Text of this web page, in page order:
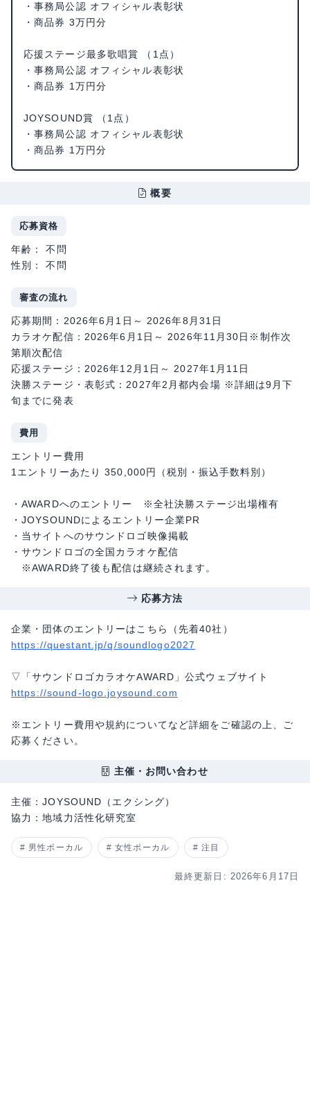
・事務局公認 オフィシャル表彰状
・商品券 3万円分
応援ステージ最多歌唱賞 （1点）
・事務局公認 オフィシャル表彰状
・商品券 1万円分
JOYSOUND賞 （1点）
・事務局公認 オフィシャル表彰状
・商品券 1万円分
概要
応募資格
年齢： 不問
性別： 不問
審査の流れ
応募期間：2026年6月1日～ 2026年8月31日
カラオケ配信：2026年6月1日～ 2026年11月30日※制作次
第順次配信
応援ステージ：2026年12月1日～ 2027年1月11日
決勝ステージ・表彰式：2027年2月都内会場 ※詳細は9月下
旬までに発表
費用
エントリー費用
1エントリーあたり 350,000円（税別・振込手数料別）
・AWARDへのエントリー ※全社決勝ステージ出場権有
・JOYSOUNDによるエントリー企業PR
・当サイトへのサウンドロゴ映像掲載
・サウンドロゴの全国カラオケ配信
※AWARD終了後も配信は継続されます。
応募方法
企業・団体のエントリーはこちら（先着40社）
https://questant.jp/q/soundlogo2027
▽「サウンドロゴカラオケAWARD」公式ウェブサイト
https://sound-logo.joysound.com
※エントリー費用や規約についてなど詳細をご確認の上、ご
応募ください。
主催・お問い合わせ
主催：JOYSOUND（エクシング）
協力：地域力活性化研究室
男性ボーカル 女性ボーカル 注目
最終更新日: 2026年6月17日